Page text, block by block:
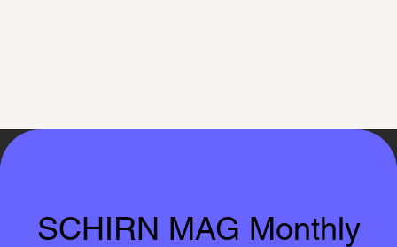
SCHIRN MAG Monthly